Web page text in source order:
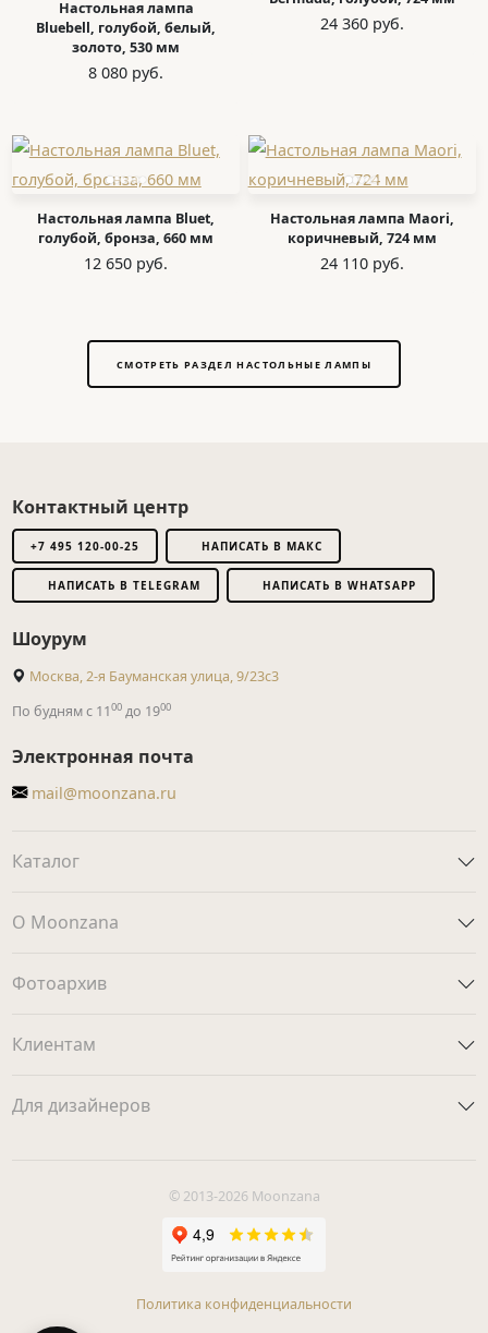
Настольная лампа
Bluebell, голубой, белый,
золото, 530 мм
8 080 руб.
24 360 руб.
Настольная лампа Bluet,
голубой, бронза, 660 мм
12 650 руб.
Настольная лампа Maori,
коричневый, 724 мм
24 110 руб.
СМОТРЕТЬ РАЗДЕЛ НАСТОЛЬНЫЕ ЛАМПЫ
Контактный центр
+7 495 120-00-25 НАПИСАТЬ В МАКС
НАПИСАТЬ В TELEGRAM НАПИСАТЬ В WHATSAPP
Шоурум
Москва, 2-я Бауманская улица, 9/23с3
По будням с 1100до 1900
Электронная почта
mail@moonzana.ru
Каталог
О Moonzana
Фотоархив
Клиентам
Для дизайнеров
© 2013-2026 Moonzana
Политика конфиденциальности